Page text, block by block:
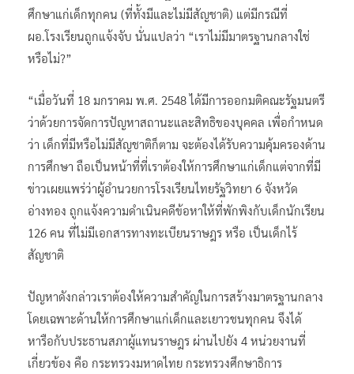
ศึกษาแก่เด็กทุกคน (ที่ทั้งมีและไม่มีสัญชาติ) แต่มีกรณีที่
ผอ.โรงเรียนถูกแจ้งจับ นั่นแปลว่า “เราไม่มีมาตรฐานกลางใช่
หรือไม่?”
“เมื่อวันที่ 18 มกราคม พ.ศ. 2548 ได้มีการออกมติคณะรัฐมนตรี
ว่าด้วยการจัดการปัญหาสถานะและสิทธิของบุคคล เพื่อกำหนด
ว่า เด็กที่มีหรือไม่มีสัญชาติก็ตาม จะต้องได้รับความคุ้มครองด้าน
การศึกษา ถือเป็นหน้าที่ที่เราต้องให้การศึกษาแก่เด็กแต่จากที่มี
ข่าวเผยแพร่ว่าผู้อำนวยการโรงเรียนไทยรัฐวิทยา 6 จังหวัด
อ่างทอง ถูกแจ้งความดำเนินคดีข้อหาให้ที่พักพิงกับเด็กนักเรียน
126 คน ที่ไม่มีเอกสารทางทะเบียนราษฎร หรือ เป็นเด็กไร้
สัญชาติ
ปัญหาดังกล่าวเราต้องให้ความสำคัญในการสร้างมาตรฐานกลาง
โดยเฉพาะด้านให้การศึกษาแก่เด็กและเยาวชนทุกคน จึงได้
หารือกับประธานสภาผู้แทนราษฎร ผ่านไปยัง 4 หน่วยงานที่
เกี่ยวข้อง คือ กระทรวงมหาดไทย กระทรวงศึกษาธิการ